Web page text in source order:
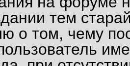
тем
о том, чему